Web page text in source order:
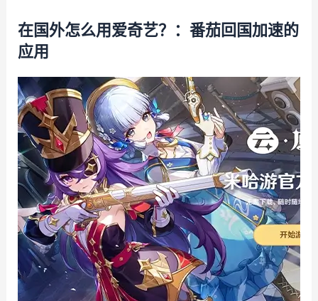
在国外怎么用爱奇艺？：番茄回国加速的
应用